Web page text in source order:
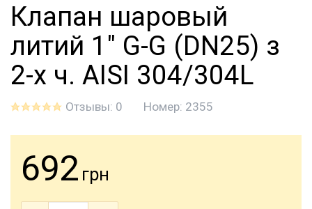
Клапан шаровый
литий 1" G-G (DN25) з
2-х ч. AISI 304/304L
Отзывы: 0 Номер: 2355
692 грн